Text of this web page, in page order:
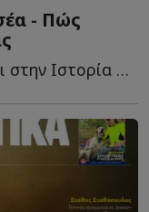
- Πώς
Ο Οδυσσέας έμεινε και θα μείνει στην Ιστορία ως ο πολυμήχανος ή...